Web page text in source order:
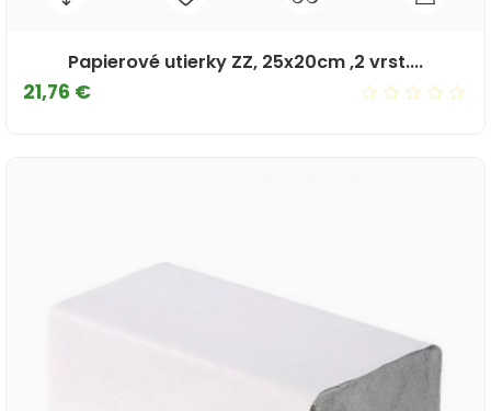
Papierové utierky ZZ, 25x20cm ,2 vrst....
21,76 €Cena